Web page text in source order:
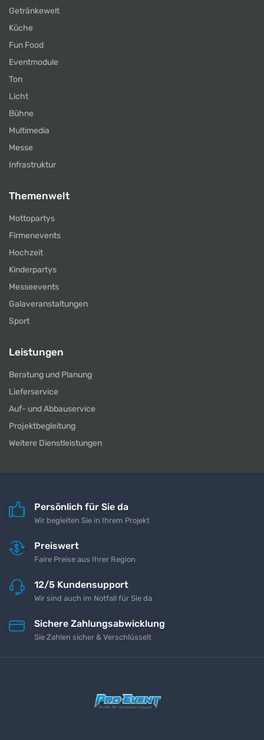
Getränkewelt
Küche
Fun Food
Eventmodule
Ton
Licht
Bühne
Multimedia
Messe
Infrastruktur
Themenwelt
Mottopartys
Firmenevents
Hochzeit
Kinderpartys
Messeevents
Galaveranstaltungen
Sport
Leistungen
Beratung und Planung
Lieferservice
Auf- und Abbauservice
Projektbegleitung
Weitere Dienstleistungen
Persönlich für Sie da
Wir begleiten Sie in Ihrem Projekt
Preiswert
Faire Preise aus Ihrer Region
12/5 Kundensupport
Wir sind auch im Notfall für Sie da
Sichere Zahlungsabwicklung
Sie Zahlen sicher & Verschlüsselt